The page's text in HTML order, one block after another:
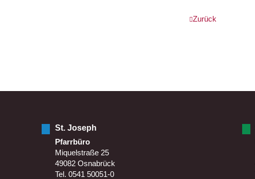
Zurück
St. Joseph
Pfarrbüro
Miquelstraße 25
49082 Osnabrück
Tel. 0541 50051-0